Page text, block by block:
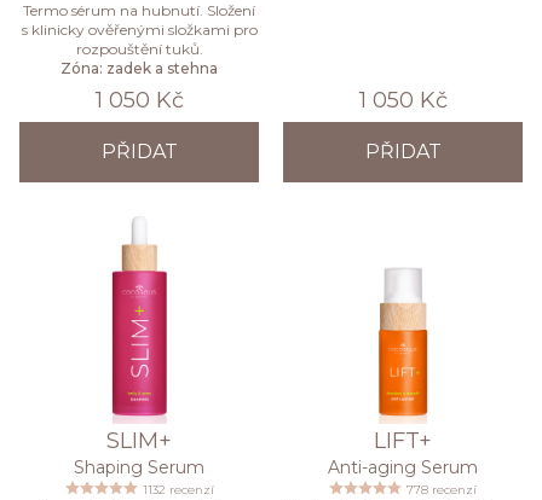
Termo sérum na hubnutí. Složení
s klinicky ověřenými složkami pro
rozpouštění tuků.
Zóna: zadek a stehna
1 050 Kč
PŘIDAT
1 050 Kč
PŘIDAT
SLIM+
Shaping Serum
1132 recenzí
LIFT+
Anti-aging Serum
778 recenzí